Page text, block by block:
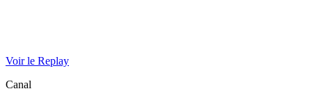
Voir le Replay
Canal